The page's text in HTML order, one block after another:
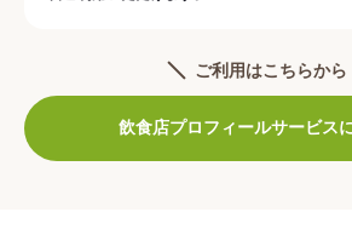
ご利用はこちらから
飲食店プロフィールサービス